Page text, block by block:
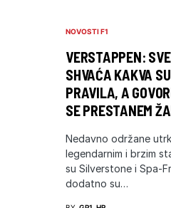
NOVOSTI F1
VERSTAPPEN:
SHVAĆA KAKVA
PRAVILA, A
SE PRESTANEM
Nedavno održane
legendarnim i brzim
su Silverstone i Spa-
dodatno su…